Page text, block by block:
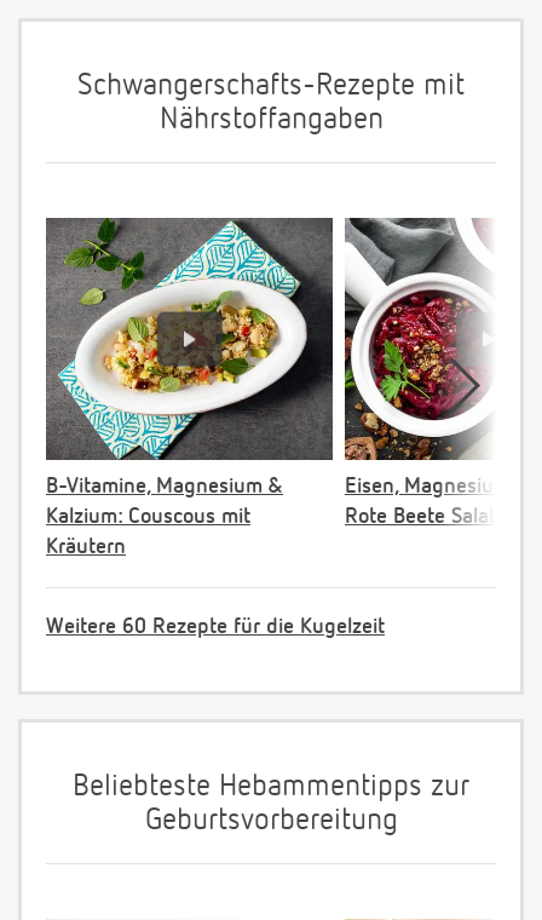
Schwangerschafts-Rezepte mit
Nährstoffangaben
B-Vitamine, Magnesium &
Kalzium: Couscous mit
Kräutern
Eisen, Magnesium &
Rote Beete Salat
Weitere 60 Rezepte für die Kugelzeit
Beliebteste Hebammentipps zur
Geburtsvorbereitung